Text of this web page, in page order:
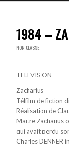
1984 –
NON CLASSÉ
TELEVISION
Zacharius
Télfilm de fiction
Réalisation de
Maître Zacharius
qui avait perdu
Charles DENNER